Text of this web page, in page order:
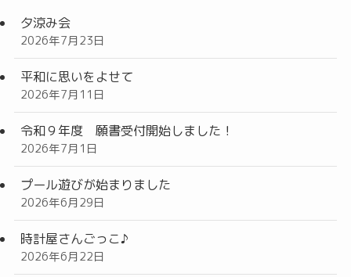
夕涼み会
2026年7月23日
平和に思いをよせて
2026年7月11日
令和９年度 願書受付開始しました！
2026年7月1日
プール遊びが始まりました
2026年6月29日
時計屋さんごっこ♪
2026年6月22日